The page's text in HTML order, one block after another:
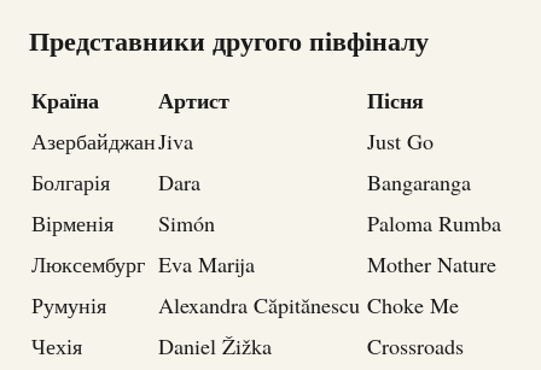
Представники другого півфіналу
Країна Артист Пісня
АзербайджанJiva
Just Go
Болгарія
Dara
Bangaranga
Вірменія
Simón
Paloma Rumba
Люксембург Eva Marija
Mother Nature
Румунія
Alexandra Căpitănescu Choke Me
Чехія
Daniel Žižka
Crossroads